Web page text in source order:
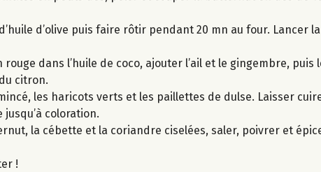
d’olive puis faire rôtir pendant 20 mn au four. Lancer la
dans l’huile de coco, ajouter l’ail et le gingembre, puis
citron.
les haricots verts et les paillettes de dulse. Laisser
jusqu’à coloration.
la cébette et la coriandre ciselées, saler, poivrer et
!